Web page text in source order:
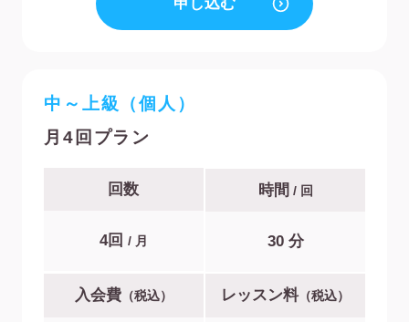
中～上級（個人）
月4回プラン
回数
4回 / 月
時間 / 回
30 分
入会費（税込） レッスン料（税込）